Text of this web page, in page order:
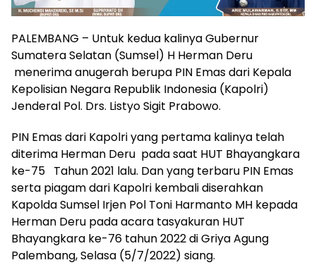
PALEMBANG – Untuk kedua kalinya Gubernur
Sumatera Selatan (Sumsel) H Herman Deru
menerima anugerah berupa PIN Emas dari Kepala
Kepolisian Negara Republik Indonesia (Kapolri)
Jenderal Pol. Drs. Listyo Sigit Prabowo.
PIN Emas dari Kapolri yang pertama kalinya telah
diterima Herman Deru pada saat HUT Bhayangkara
ke-75 Tahun 2021 lalu. Dan yang terbaru PIN Emas
serta piagam dari Kapolri kembali diserahkan
Kapolda Sumsel Irjen Pol Toni Harmanto MH kepada
Herman Deru pada acara tasyakuran HUT
Bhayangkara ke-76 tahun 2022 di Griya Agung
Palembang, Selasa (5/7/2022) siang.